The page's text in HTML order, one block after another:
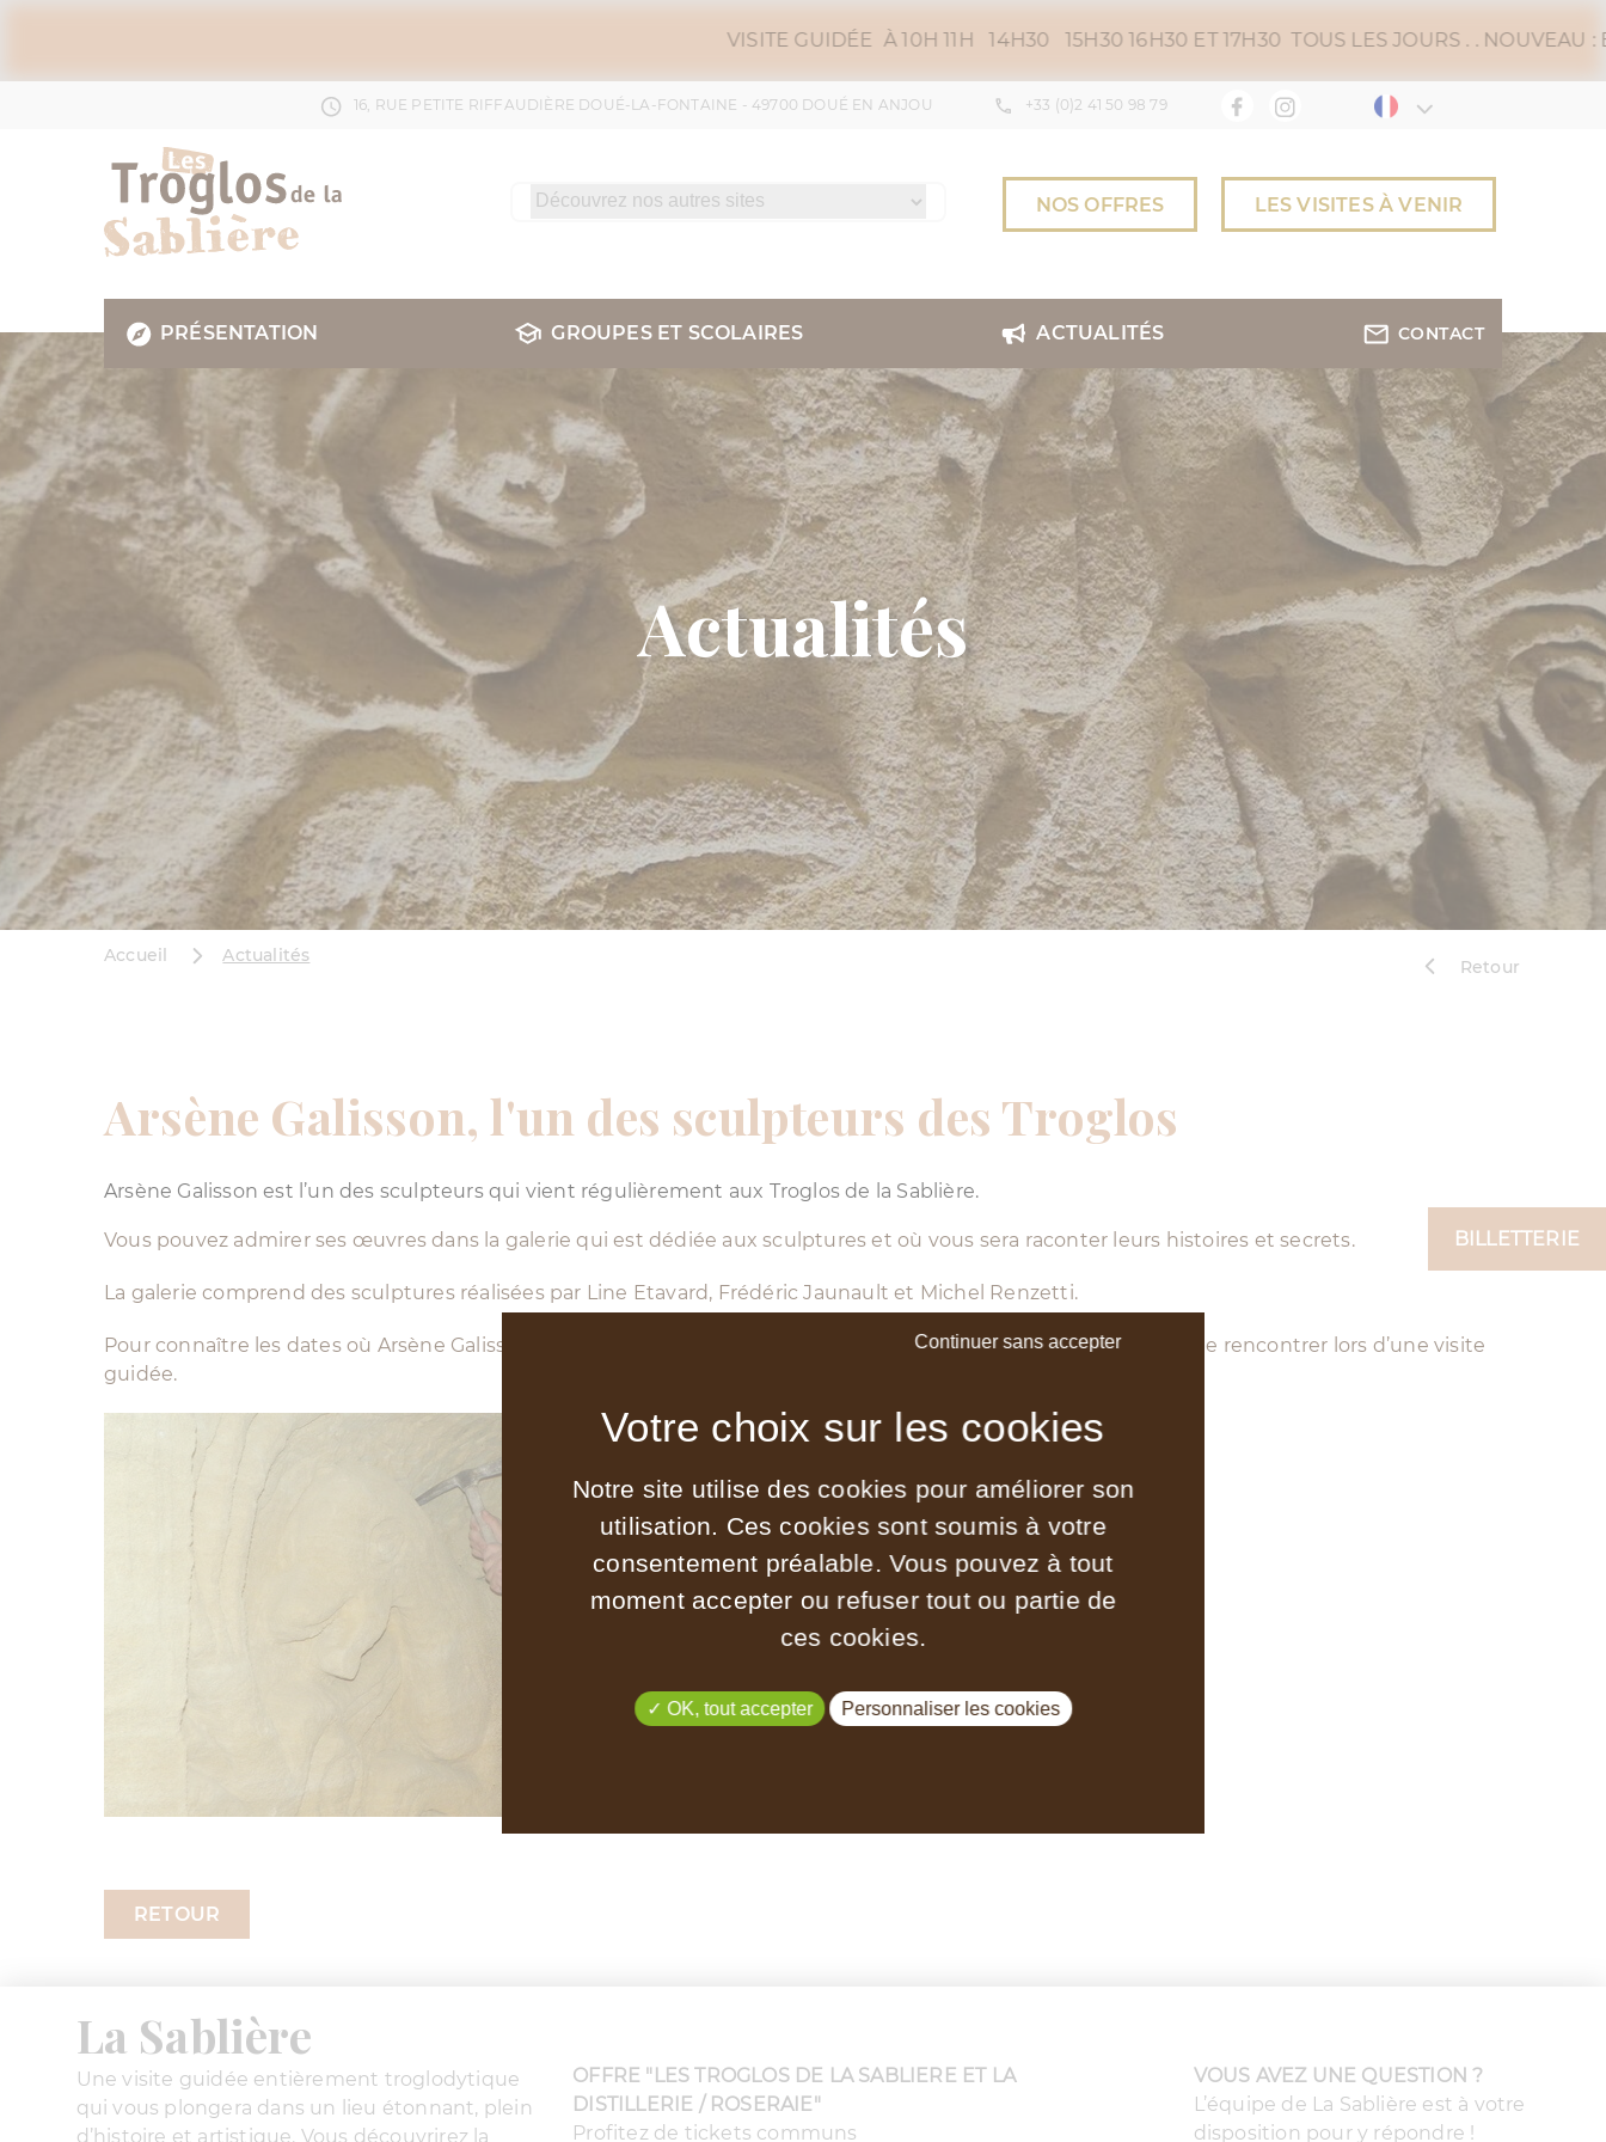
VISITE GUIDÉE À 10H 11H 14H30 15H30 16H30 ET 17H30 TOUS LES JOURS . . NOUVEAU : BILLETERIE EN
16, RUE PETITE RIFFAUDIÈRE DOUÉ-LA-FONTAINE - 49700 DOUÉ EN ANJOU +33 (0)2 41 50 98 79
NOS OFFRES LES VISITES À VENIR
PRÉSENTATION GROUPES ET SCOLAIRES ACTUALITÉS CONTACT
Actualités
Accueil Actualités
Retour
Arsène Galisson, l'un des sculpteurs des Troglos
Arsène Galisson est l’un des sculpteurs qui vient régulièrement aux Troglos de la Sablière.
Vous pouvez admirer ses œuvres dans la galerie qui est dédiée aux sculptures et où vous sera raconter leurs histoires et secrets.
La galerie comprend des sculptures réalisées par Line Etavard, Frédéric Jaunault et Michel Renzetti.
Pour connaître les dates où Arsène Galisson sera présent, n’hésitez pas à consulter notre site. Vous pourrez alors le rencontrer lors d’une visite
guidée.
RETOUR
La Sablière
Une visite guidée entièrement troglodytique
qui vous plongera dans un lieu étonnant, plein
d’histoire et artistique. Vous découvrirez la
OFFRE "LES TROGLOS DE LA SABLIERE ET LA
DISTILLERIE / ROSERAIE"
Profitez de tickets communs
VOUS AVEZ UNE QUESTION ?
L’équipe de La Sablière est à votre
disposition pour y répondre !
BILLETTERIE
Notre site utilise des cookies pour améliorer son
utilisation. Ces cookies sont soumis à votre
consentement préalable. Vous pouvez à tout
moment accepter ou refuser tout ou partie de
ces cookies.
OK, tout accepter
Continuer sans accepter
Personnaliser les cookies